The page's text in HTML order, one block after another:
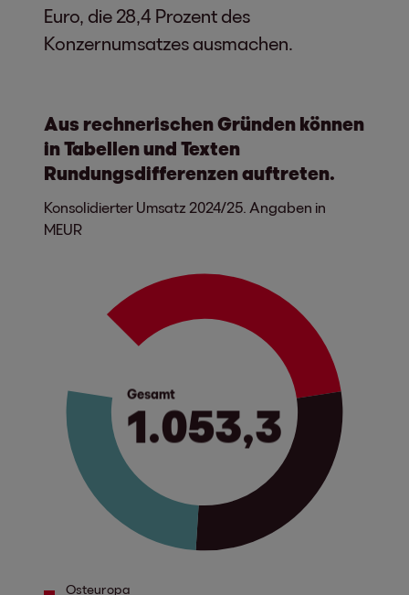
Euro, die 28,4 Prozent des
Konzernumsatzes ausmachen.
Aus rechnerischen Gründen können
in Tabellen und Texten
Rundungsdifferenzen auftreten.
Konsolidierter Umsatz 2024/25. Angaben in
MEUR
Gesamt
1.053,3
Osteuropa